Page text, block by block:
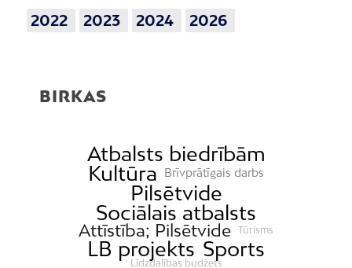
2022 2023 2024 2026
BIRKAS
Atbalsts biedrībām
Kultūra
Brīvprātīgais darbs
Pilsētvide
Sociālais atbalsts
Attīstība; Pilsētvide Tūrisms
LB projekts Sports
Līdzdalības budžets